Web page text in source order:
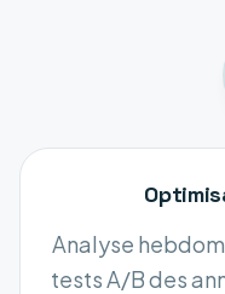
Analyse
tests A/B des